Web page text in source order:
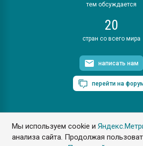
Мы используем cookie и
анализа сайта. Продолжая
тем обсуждается
20
стран со всего мира
написать нам
перейти на
ПластЭксперт © 2006. Все
Разрешается копирование материалов